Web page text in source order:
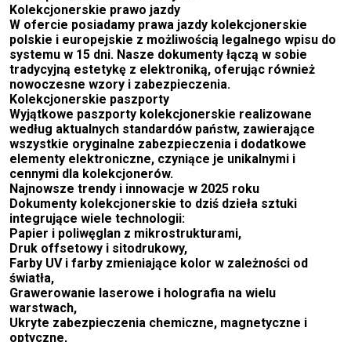
Kolekcjonerskie prawo jazdy
W ofercie posiadamy prawa jazdy kolekcjonerskie
polskie i europejskie z możliwością legalnego wpisu do
systemu w 15 dni. Nasze dokumenty łączą w sobie
tradycyjną estetykę z elektroniką, oferując również
nowoczesne wzory i zabezpieczenia.
Kolekcjonerskie paszporty
Wyjątkowe paszporty kolekcjonerskie realizowane
według aktualnych standardów państw, zawierające
wszystkie oryginalne zabezpieczenia i dodatkowe
elementy elektroniczne, czyniące je unikalnymi i
cennymi dla kolekcjonerów.
Najnowsze trendy i innowacje w 2025 roku
Dokumenty kolekcjonerskie to dziś dzieła sztuki
integrujące wiele technologii:
Papier i poliwęglan z mikrostrukturami,
Druk offsetowy i sitodrukowy,
Farby UV i farby zmieniające kolor w zależności od
światła,
Grawerowanie laserowe i holografia na wielu
warstwach,
Ukryte zabezpieczenia chemiczne, magnetyczne i
optyczne,